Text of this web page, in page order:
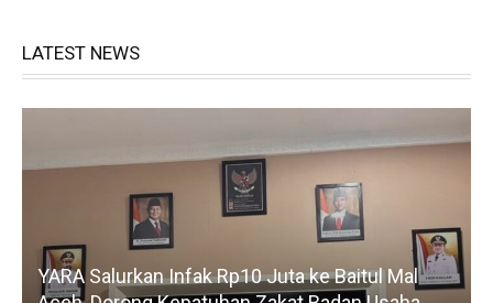
LATEST NEWS
YARA Salurkan Infak Rp10 Juta ke Baitul Mal